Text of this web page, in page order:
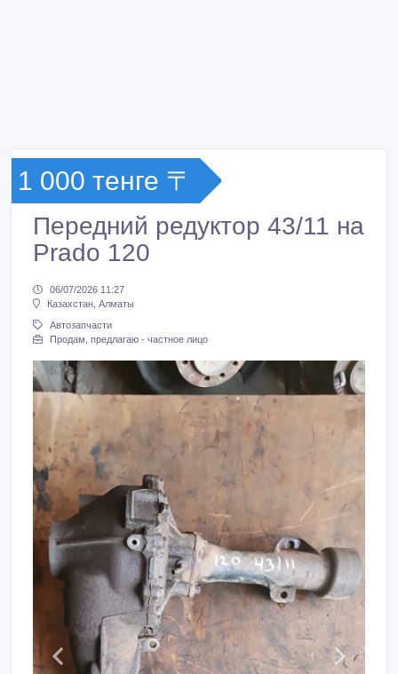
1 000 тенге 〒
Передний редуктор 43/11 на
Prado 120
06/07/2026 11:27
Казахстан, Алматы
Автозапчасти
Продам, предлагаю - частное лицо